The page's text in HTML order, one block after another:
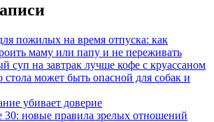
пожилых на время отпуска: как
маму или папу и не переживать
суп на завтрак лучше кофе с круассаном
стола может быть опасной для собак и
убивает доверие
30: новые правила зрелых отношений